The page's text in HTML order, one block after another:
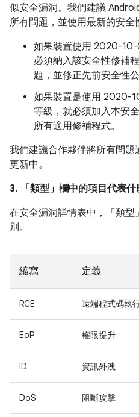
似安全漏洞。我們建議
所有問題，並使用最新的安全
如果裝置使用 2020-10-
必須納入該安全性修補
題，並修正先前安全性
如果裝置是使用 2020-
等級，就必須加入本安
所有適用修補程式。
我們建議合作夥伴將所有問
更新中。
3. 「類型」 欄中的項目代表什
在安全漏洞詳情表中，「類型」
別。
縮寫 定義
RCE 遠端程式碼執
EoP 權限提升
ID 資訊外洩
DoS 阻斷攻擊